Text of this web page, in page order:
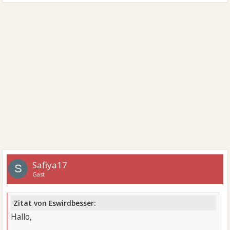
S Safiya17
Gast
Zitat von Eswirdbesser:
Hallo,